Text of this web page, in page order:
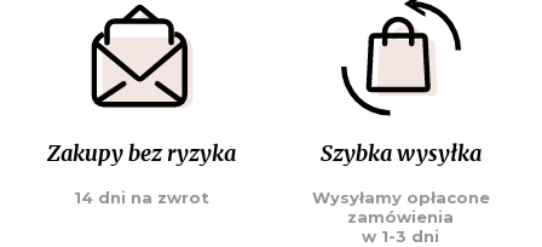
Zakupy bez ryzyka
14 dni na zwrot
Szybka wysyłka
Wysyłamy opłacone
zamówienia
w 1-3 dni